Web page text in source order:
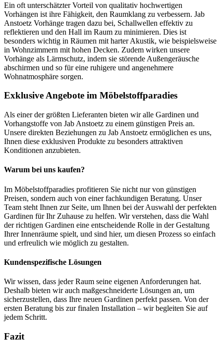
Ein oft unterschätzter Vorteil von qualitativ hochwertigen
Vorhängen ist ihre Fähigkeit, den Raumklang zu verbessern. Jab
Anstoetz Vorhänge tragen dazu bei, Schallwellen effektiv zu
reflektieren und den Hall im Raum zu minimieren. Dies ist
besonders wichtig in Räumen mit harter Akustik, wie beispielsweise
in Wohnzimmern mit hohen Decken. Zudem wirken unsere
Vorhänge als Lärmschutz, indem sie störende Außengeräusche
abschirmen und so für eine ruhigere und angenehmere
Wohnatmosphäre sorgen.
Exklusive Angebote im Möbelstoffparadies
Als einer der größten Lieferanten bieten wir alle Gardinen und
Vorhangstoffe von Jab Anstoetz zu einem günstigen Preis an.
Unsere direkten Beziehungen zu Jab Anstoetz ermöglichen es uns,
Ihnen diese exklusiven Produkte zu besonders attraktiven
Konditionen anzubieten.
Warum bei uns kaufen?
Im Möbelstoffparadies profitieren Sie nicht nur von günstigen
Preisen, sondern auch von einer fachkundigen Beratung. Unser
Team steht Ihnen zur Seite, um Ihnen bei der Auswahl der perfekten
Gardinen für Ihr Zuhause zu helfen. Wir verstehen, dass die Wahl
der richtigen Gardinen eine entscheidende Rolle in der Gestaltung
Ihrer Innenräume spielt, und sind hier, um diesen Prozess so einfach
und erfreulich wie möglich zu gestalten.
Kundenspezifische Lösungen
Wir wissen, dass jeder Raum seine eigenen Anforderungen hat.
Deshalb bieten wir auch maßgeschneiderte Lösungen an, um
sicherzustellen, dass Ihre neuen Gardinen perfekt passen. Von der
ersten Beratung bis zur finalen Installation – wir begleiten Sie auf
jedem Schritt.
Fazit